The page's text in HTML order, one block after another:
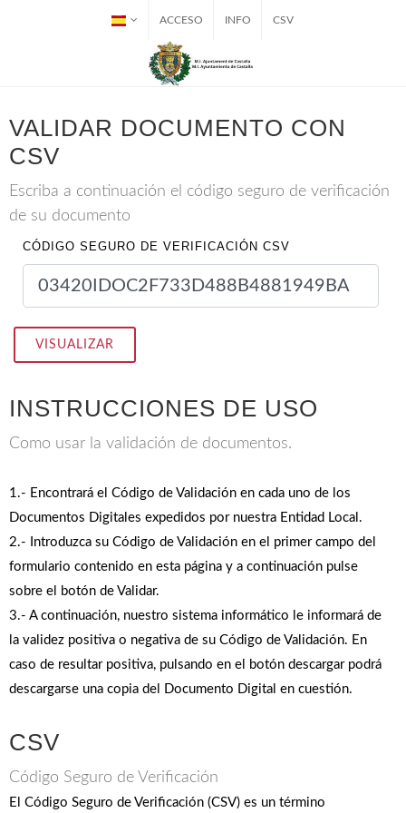
ACCESO INFO CSV
VALIDAR DOCUMENTO CON
CSV
Escriba a continuación el código seguro de verificación
de su documento
CÓDIGO SEGURO DE VERIFICACIÓN CSV
VISUALIZAR
INSTRUCCIONES DE USO
Como usar la validación de documentos.
1.- Encontrará el Código de Validación en cada uno de los
Documentos Digitales expedidos por nuestra Entidad Local.
2.- Introduzca su Código de Validación en el primer campo del
formulario contenido en esta página y a continuación pulse
sobre el botón de Validar.
3.- A continuación, nuestro sistema informático le informará de
la validez positiva o negativa de su Código de Validación. En
caso de resultar positiva, pulsando en el botón descargar podrá
descargarse una copia del Documento Digital en cuestión.
CSV
Código Seguro de Verificación
El Código Seguro de Verificación (CSV) es un término